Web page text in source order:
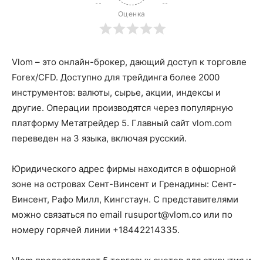
Оценка
Vlom – это онлайн-брокер, дающий доступ к торговле
Forex/CFD. Доступно для трейдинга более 2000
инструментов: валюты, сырье, акции, индексы и
другие. Операции производятся через популярную
платформу Метатрейдер 5. Главный сайт vlom.com
переведен на 3 языка, включая русский.
Юридического адрес фирмы находится в офшорной
зоне на островах Сент-Винсент и Гренадины: Сент-
Винсент, Рафо Милл, Кингстаун. С представителями
можно связаться по email rusuport@vlom.co или по
номеру горячей линии +18442214335.